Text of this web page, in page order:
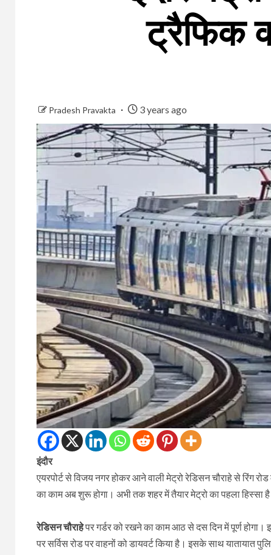
ट्रैफिक
Pradesh Pravakta 3 years ago
इंदौर
एयरपोर्ट से विजय नगर होकर आने वाली मेट्रो रेडिसन चौराहे से रिंग
का काम अब शुरू होगा। अभी तक शहर में तैयार मेट्रो का पहला हिस्सा है
रेडिसन चौराहेपर गर्डर को रखने का काम आठ से दस दिन में पूर्ण होगा।
पर सर्विस रोड पर वाहनों को डायवर्ट किया है। इसके साथ यातायात